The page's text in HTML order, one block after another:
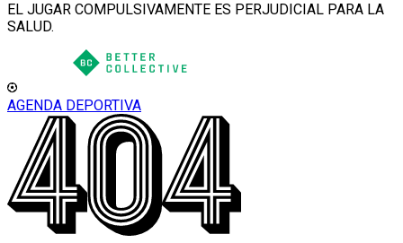
EL JUGAR COMPULSIVAMENTE ES PERJUDICIAL PARA LA
SALUD.
AGENDA DEPORTIVA